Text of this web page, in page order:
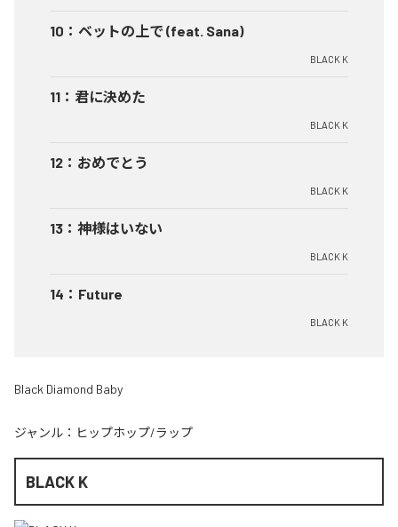
10 ： ベットの上で (feat. Sana)
BLACK K
11 ： 君に決めた
BLACK K
12 ： おめでとう
BLACK K
13 ： 神様はいない
BLACK K
14 ： Future
BLACK K
Black Diamond Baby
ジャンル： ヒップホップ/ラップ
BLACK K